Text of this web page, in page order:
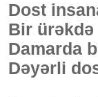
Dost
Bir ürəkdə
Damarda
Dəyərli